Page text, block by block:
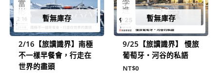
暫無庫存
2/16【旅讀識界】南極
不一樣早餐會，行走在
世界的盡頭
暫無庫存
9/25【旅讀識界】 慢旅
葡萄牙・河谷的私語
NT$0